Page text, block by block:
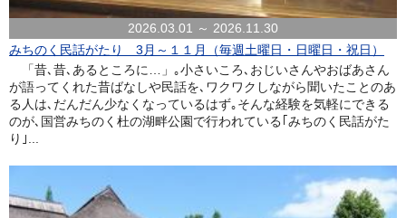
2026.03.01 ～ 2026.11.30
みちのく民話がたり 3月～１１月（毎週土曜日・日曜日・祝日）
「昔､昔､あるところに…」｡小さいころ､おじいさんやおばあさん
が語ってくれた昔ばなしや民話を､ワクワクしながら聞いたことのあ
る人は､だんだん少なくなっているはず｡そんな経験を気軽にできる
のが､国営みちのく杜の湖畔公園で行われている｢みちのく民話がた
り｣...